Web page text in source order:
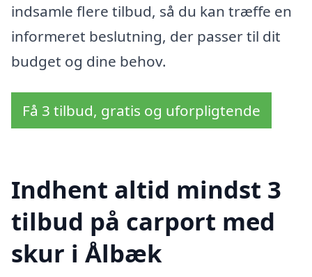
indsamle flere tilbud, så du kan træffe en
informeret beslutning, der passer til dit
budget og dine behov.
Få 3 tilbud, gratis og uforpligtende
Indhent altid mindst 3
tilbud på carport med
skur i Ålbæk